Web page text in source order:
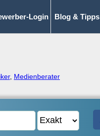
Login Blog & Tipps
, Medienberater